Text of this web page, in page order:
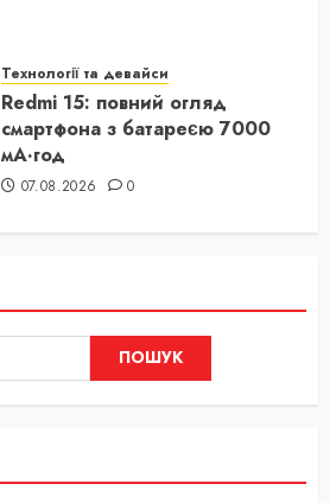
Технології та девайси
Redmi 15: повний огляд
смартфона з батареєю 7000
мА·год
07.08.2026 0
ПОШУК